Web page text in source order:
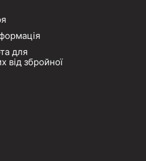
для
від збройної